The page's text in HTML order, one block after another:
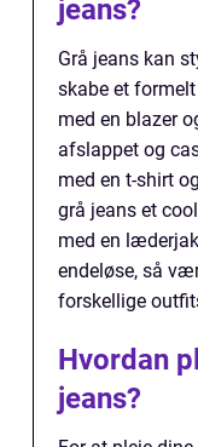
jeans?
Grå jeans kan
skabe et
med en blazer
afslappet og
med en t-shirt
grå jeans et
med en
endeløse, så
forskellige
Hvordan
jeans?